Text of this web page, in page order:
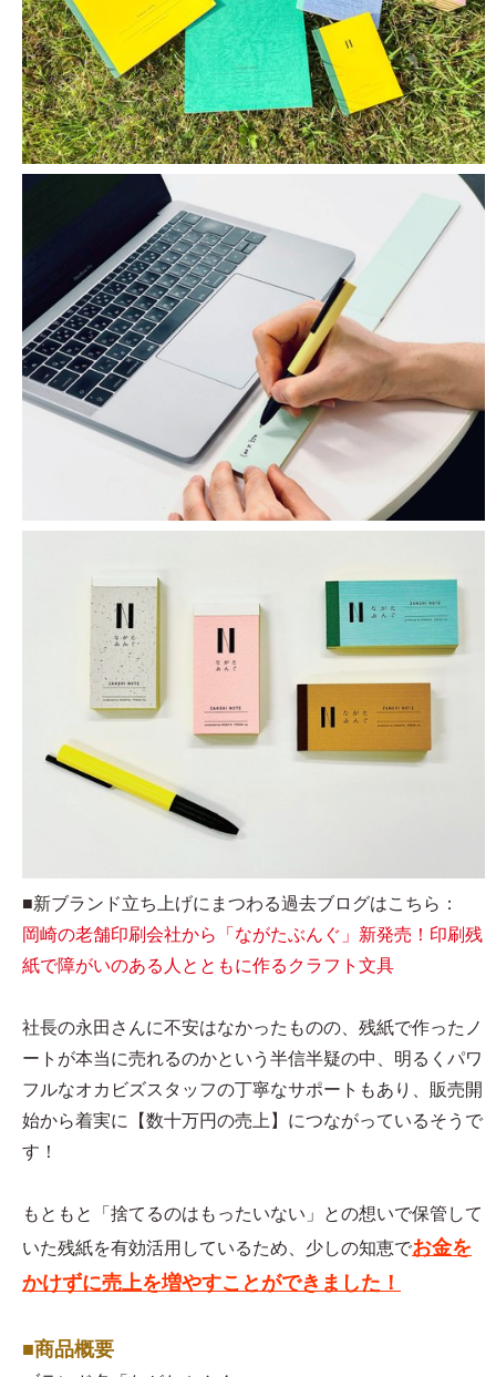
■新ブランド立ち上げにまつわる過去ブログはこちら：
岡崎の老舗印刷会社から「ながたぶんぐ」新発売！印刷残
紙で障がいのある人とともに作るクラフト文具
社長の永田さんに不安はなかったものの、残紙で作ったノ
ートが本当に売れるのかという半信半疑の中、明るくパワ
フルなオカビズスタッフの丁寧なサポートもあり、販売開
始から着実に【数十万円の売上】につながっているそうで
す！
もともと「捨てるのはもったいない」との想いで保管して
いた残紙を有効活用しているため、少しの知恵でお金を
かけずに売上を増やすことができました！
■商品概要